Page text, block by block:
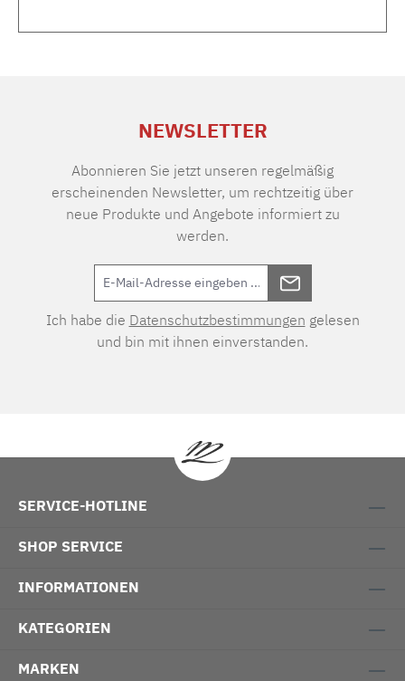
NEWSLETTER
Abonnieren Sie jetzt unseren regelmäßig
erscheinenden Newsletter, um rechtzeitig über
neue Produkte und Angebote informiert zu
werden.
Ich habe die Datenschutzbestimmungen gelesen
und bin mit ihnen einverstanden.
SERVICE-HOTLINE
SHOP SERVICE
INFORMATIONEN
KATEGORIEN
MARKEN